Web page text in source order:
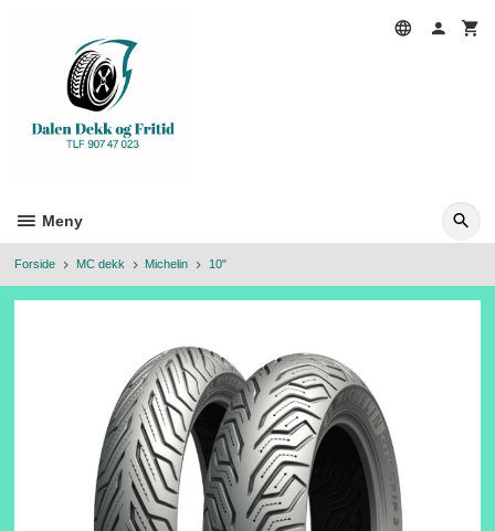
Meny
Forside MC dekk Michelin 10"